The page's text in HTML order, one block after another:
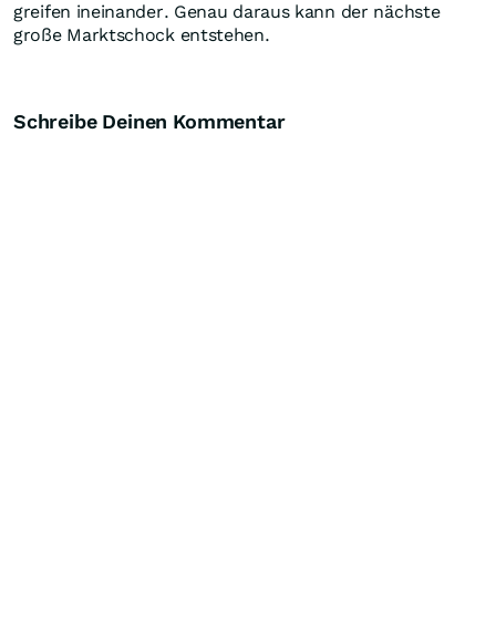
greifen ineinander. Genau daraus kann der nächste
große Marktschock entstehen.
Schreibe Deinen Kommentar